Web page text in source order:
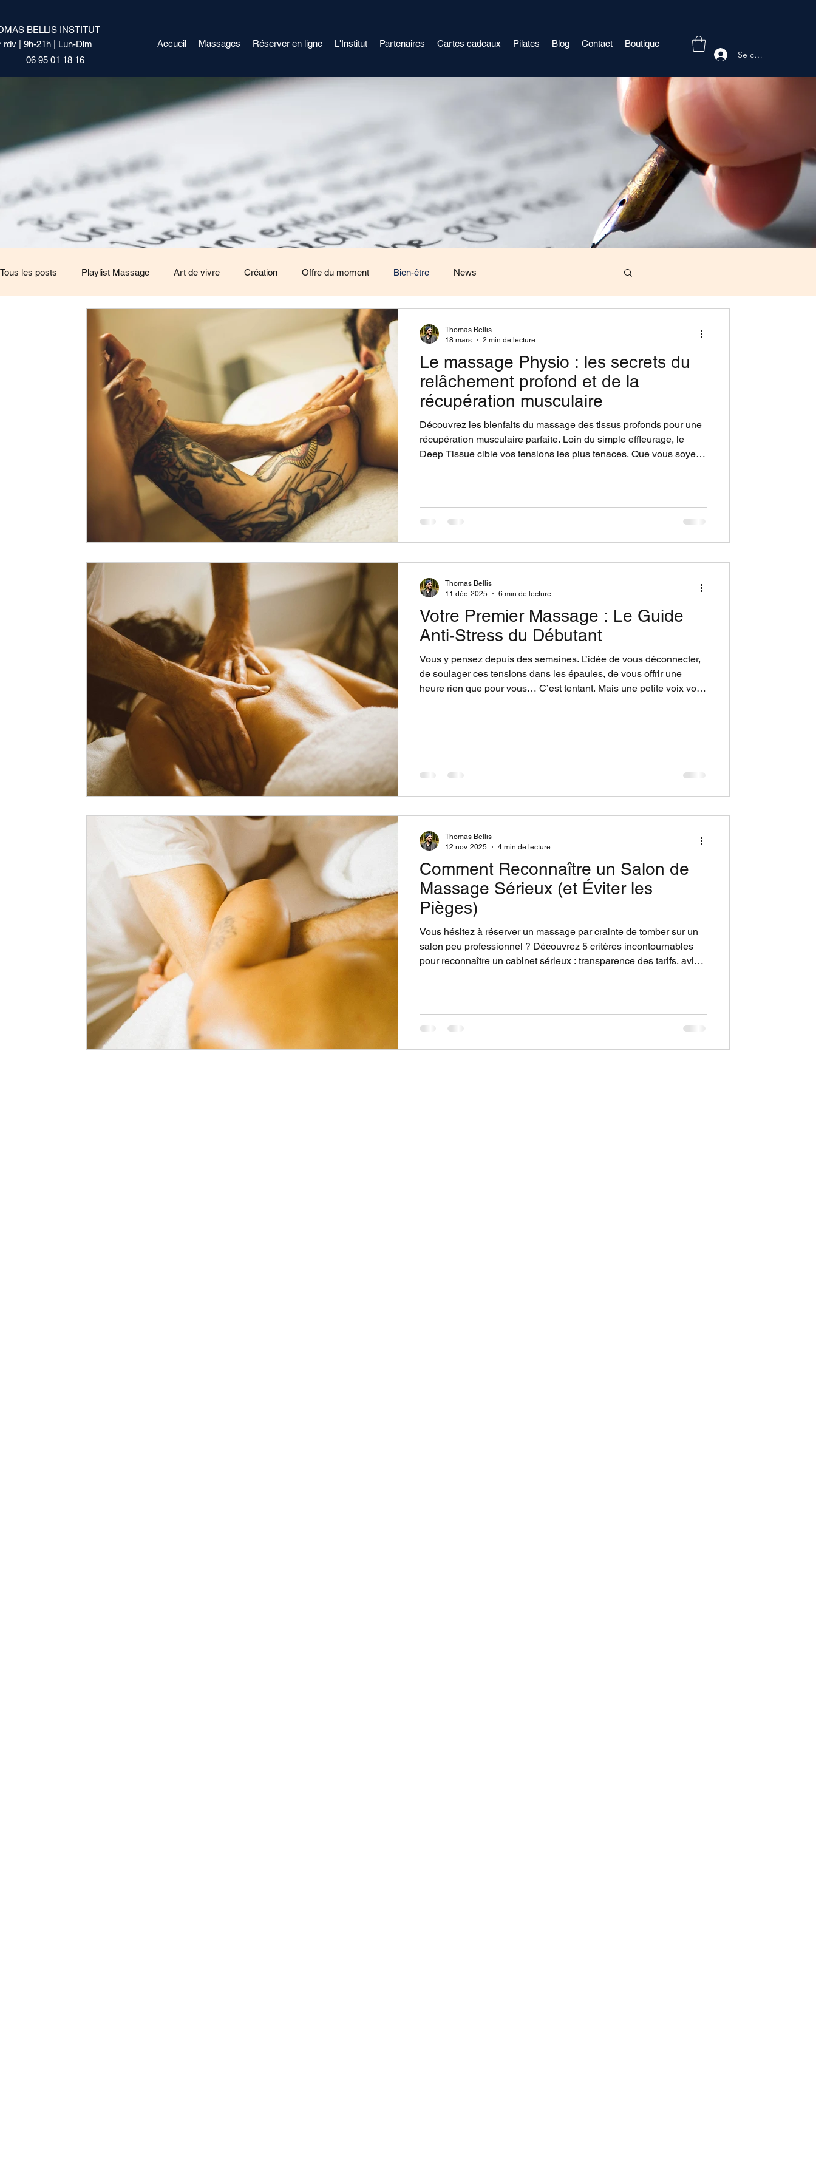
BELLIS INSTITUT
rdv | 9h-21h | Lun-Dim
06 95 01 18 16
Accueil Massages Réserver en ligne L'Institut Partenaires Cartes cadeaux Pilates Blog Contact Boutique
Se connecter
Tous les posts Playlist Massage Art de vivre Création Offre du moment Bien-être News
Le massage Physio : les secrets du
relâchement profond et de la
récupération musculaire
Découvrez les bienfaits du massage des tissus profonds pour une
récupération musculaire parfaite. Loin du simple effleurage, le
Deep Tissue cible vos tensions les plus tenaces. Que vous soyez
Capitole à Toulouse.
Thomas Bellis
18 mars
2 min de lecture
Votre Premier Massage : Le Guide
Anti-Stress du Débutant
Vous y pensez depuis des semaines. L’idée de vous déconnecter,
de soulager ces tensions dans les épaules, de vous offrir une
heure rien que pour vous… C’est tentant. Mais une petite voix vous
Thomas Bellis
11 déc. 2025
6 min de lecture
Comment Reconnaître un Salon de
Massage Sérieux (et Éviter les
Pièges)
Vous hésitez à réserver un massage par crainte de tomber sur un
salon peu professionnel ? Découvrez 5 critères incontournables
pour reconnaître un cabinet sérieux : transparence des tarifs, avis
Thomas Bellis
12 nov. 2025
4 min de lecture